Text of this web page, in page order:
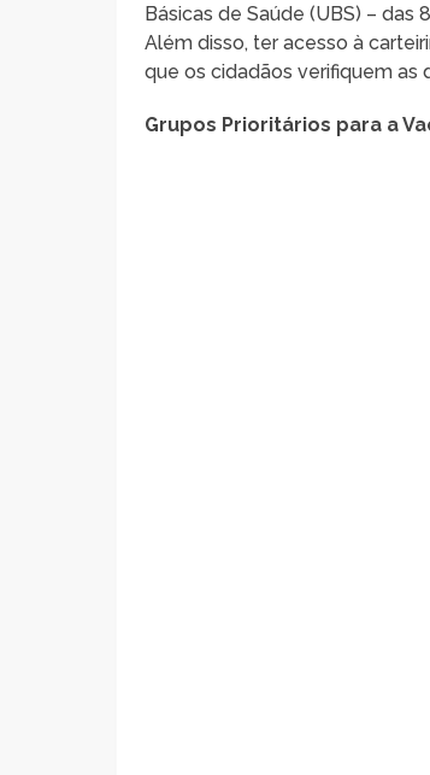
Básicas de Saúde (UBS) – das
Além disso, ter acesso à
que os cidadãos verifiquem as
Grupos Prioritários para a